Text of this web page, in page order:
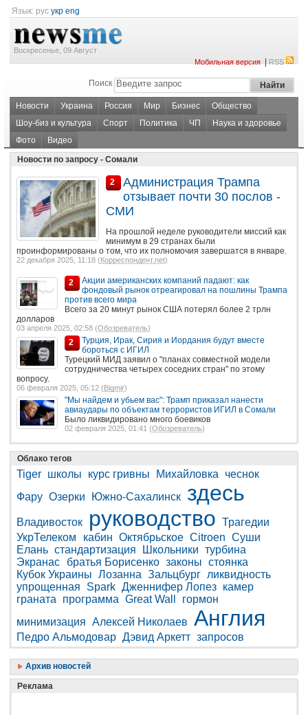
Язык: рус укр eng
Воскресенье, 09 Август
Мобильная версия|RSS
Поиск
Новости Украина Россия Мир Бизнес
Общество
Шоу-биз и культура
Спорт Политика ЧП
Наука и здоровье
Фото
Видео
Новости по запросу - Сомали
2
Администрация Трампа
отзывает почти 30 послов -
СМИ
На прошлой неделе руководители миссий как
минимум в 29 странах были
проинформированы о том, что их полномочия завершатся в январе.
22 декабря 2025, 11:18 (Корреспондент.net)
2
Акции американских компаний падают: как
фондовый рынок отреагировал на пошлины Трампа
против всего мира
Всего за 20 минут рынок США потерял более 2 трлн
долларов
03 апреля 2025, 02:58 (Обозреватель)
2
Турция, Ирак, Сирия и Иордания будут вместе
бороться с ИГИЛ
Турецкий МИД заявил о "планах совместной модели
сотрудничества четырех соседних стран" по этому
вопросу.
06 февраля 2025, 05:12 (Bigmir)
"Мы найдем и убьем вас": Трамп приказал нанести
авиаудары по объектам террористов ИГИЛ в Сомали
Было ликвидировано много боевиков
02 февраля 2025, 01:41 (Обозреватель)
Облако тегов
Tiger школы курс гривны Михайловка
чеснок
Фару Озерки Южно-Сахалинск здесь
Владивосток руководство Трагедии
УкрТелеком
кабин Октябрьское Citroen Суши
Елань стандартизация Школьники турбина
Экранас
братья Борисенко законы стоянка
Кубок Украины Лозанна Зальцбург ликвидность
упрощенная
Spark Дженнифер Лопез камер
граната
программа Great Wall
гормон
минимизация Алексей Николаев Англия
Педро Альмодовар Дэвид Аркетт запросов
Архив новостей
Реклама